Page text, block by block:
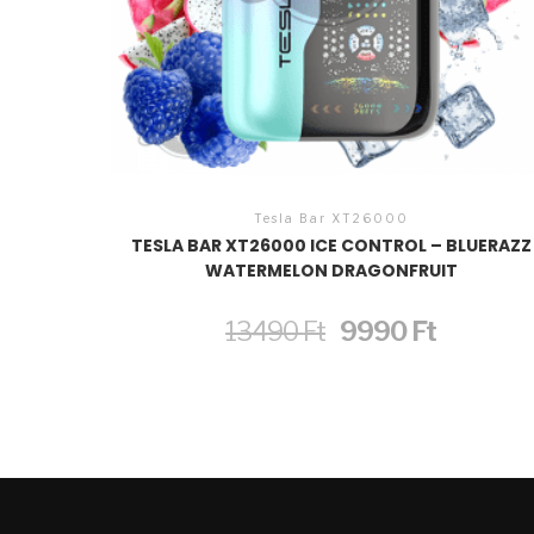
Tesla Bar XT26000
TESLA BAR XT26000 ICE CONTROL – BLUERAZZ
WATERMELON DRAGONFRUIT
13490Ft Original
price
9990FtCurrent
price